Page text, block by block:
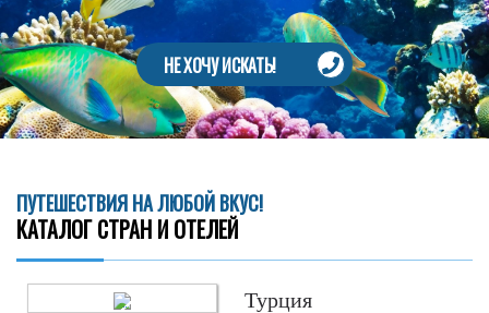
НЕ ХОЧУ ИСКАТЬ!
ПУТЕШЕСТВИЯ НА ЛЮБОЙ ВКУС!
КАТАЛОГ СТРАН И ОТЕЛЕЙ
Турция